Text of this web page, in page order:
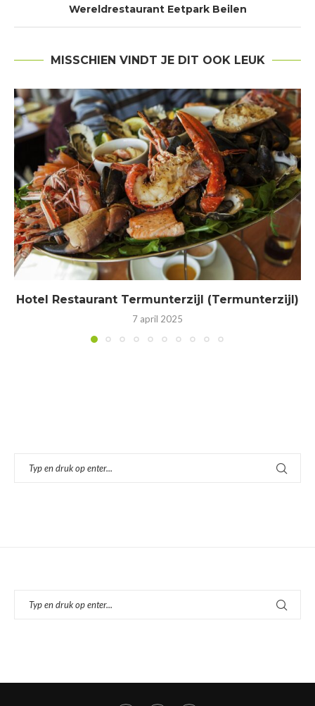
Wereldrestaurant Eetpark Beilen
MISSCHIEN VINDT JE DIT OOK LEUK
Hotel Restaurant Termunterzijl (Termunterzijl)
7 april 2025